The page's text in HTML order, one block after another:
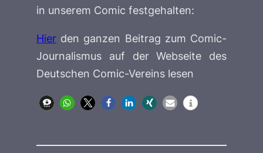
in unserem Comic festgehalten:
Hier den ganzen Beitrag zum Comic-
Journalismus auf der Webseite des
Deutschen Comic-Vereins lesen